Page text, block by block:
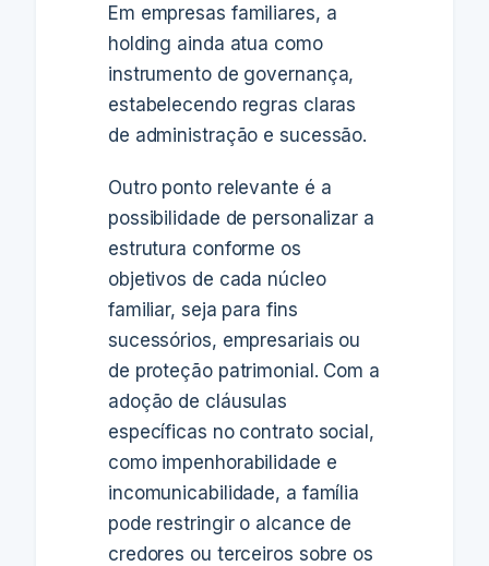
Em empresas familiares, a
holding ainda atua como
instrumento de governança,
estabelecendo regras claras
de administração e sucessão.
Outro ponto relevante é a
possibilidade de personalizar a
estrutura conforme os
objetivos de cada núcleo
familiar, seja para fins
sucessórios, empresariais ou
de proteção patrimonial. Com a
adoção de cláusulas
específicas no contrato social,
como impenhorabilidade e
incomunicabilidade, a família
pode restringir o alcance de
credores ou terceiros sobre os